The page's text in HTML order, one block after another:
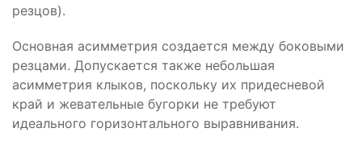
резцов).
Основная асимметрия создается между боковыми
резцами. Допускается также небольшая
асимметрия клыков, поскольку их придесневой
край и жевательные бугорки не требуют
идеального горизонтального выравнивания.